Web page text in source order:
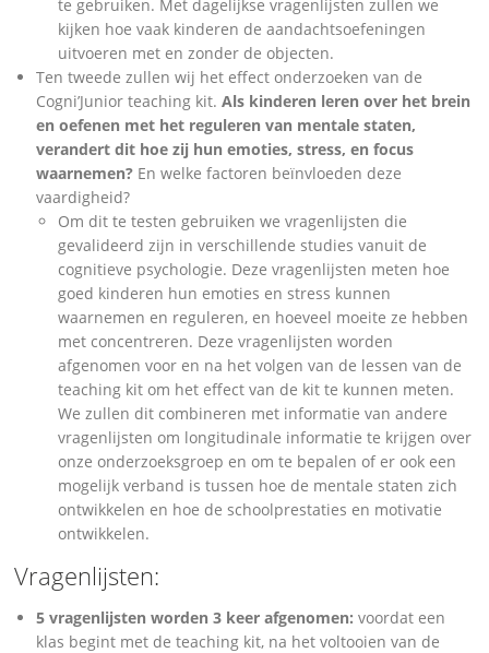
te gebruiken. Met dagelijkse vragenlijsten zullen we
kijken hoe vaak kinderen de aandachtsoefeningen
uitvoeren met en zonder de objecten.
Ten tweede zullen wij het effect onderzoeken van de
Cogni’Junior teaching kit.Als kinderen leren over het brein
en oefenen met het reguleren van mentale staten,
verandert dit hoe zij hun emoties, stress, en focus
waarnemen? En welke factoren beïnvloeden deze
vaardigheid?
Om dit te testen gebruiken we vragenlijsten die
gevalideerd zijn in verschillende studies vanuit de
cognitieve psychologie. Deze vragenlijsten meten hoe
goed kinderen hun emoties en stress kunnen
waarnemen en reguleren, en hoeveel moeite ze hebben
met concentreren. Deze vragenlijsten worden
afgenomen voor en na het volgen van de lessen van de
teaching kit om het effect van de kit te kunnen meten.
We zullen dit combineren met informatie van andere
vragenlijsten om longitudinale informatie te krijgen over
onze onderzoeksgroep en om te bepalen of er ook een
mogelijk verband is tussen hoe de mentale staten zich
ontwikkelen en hoe de schoolprestaties en motivatie
ontwikkelen.
Vragenlijsten:
5 vragenlijsten worden 3 keer afgenomen: voordat een
klas begint met de teaching kit, na het voltooien van de